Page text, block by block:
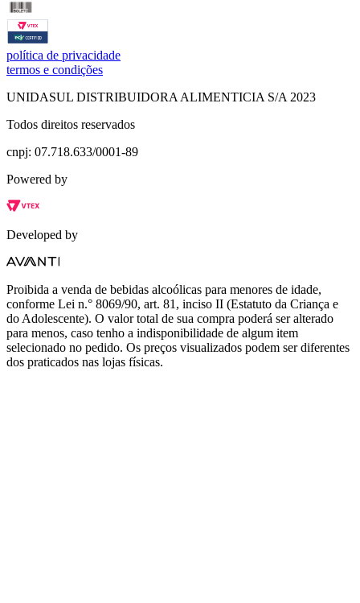
política de privacidade
termos e condições
UNIDASUL DISTRIBUIDORA ALIMENTICIA S/A 2023
Todos direitos reservados
cnpj: 07.718.633/0001-89
Powered by
Developed by
Proibida a venda de bebidas alcoólicas para menores de idade,
conforme Lei n.° 8069/90, art. 81, inciso II (Estatuto da Criança e
do Adolescente). O valor total de sua compra poderá ser alterado
para menos, caso tenho a indisponibilidade de algum item
selecionado no pedido. Os preços visualizados podem ser diferentes
dos praticados nas lojas físicas.